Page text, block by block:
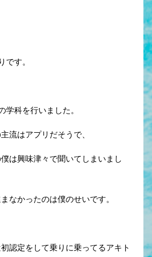
です。
学科を行いました。
流はアプリだそうで、
は興味津々で聞いてしまいまし
なかったのは僕のせいです。
認定をして乗りに乗ってるアキト